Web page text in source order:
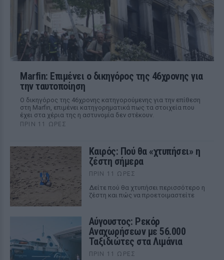
Marfin: Επιμένει ο δικηγόρος της 46χρονης για
την ταυτοποίηση
Ο δικηγόρος της 46χρονης κατηγορούμενης για την επίθεση
στη Marfin, επιμένει κατηγορηματικά πως τα στοιχεία που
έχει στα χέρια της η αστυνομία δεν στέκουν.
ΠΡΙΝ 11 ΏΡΕΣ
Καιρός: Πού θα «χτυπήσει» η
ζέστη σήμερα
ΠΡΙΝ 11 ΏΡΕΣ
Δείτε πού θα χτυπήσει περισσότερο η
ζέστη και πώς να προετοιμαστείτε
Αύγουστος: Ρεκόρ
Αναχωρήσεων με 56.000
Ταξιδιώτες στα Λιμάνια
ΠΡΙΝ 11 ΏΡΕΣ